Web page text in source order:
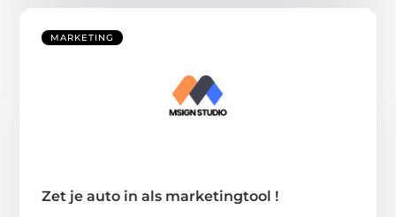
MARKETING
Zet je auto in als marketingtool !